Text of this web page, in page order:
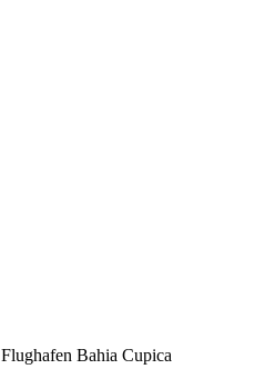
Flughafen Bahia Cupica